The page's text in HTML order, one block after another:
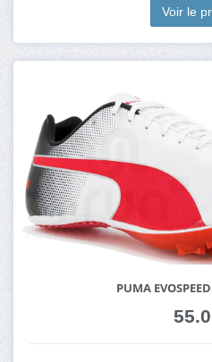
Voir le
PUMA